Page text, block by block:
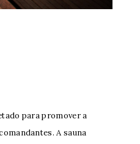
para promover a
A sauna